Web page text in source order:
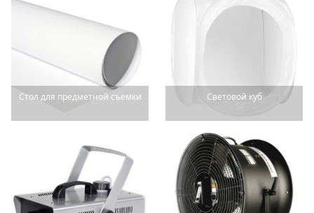
Стол для предметной съемки Световой куб